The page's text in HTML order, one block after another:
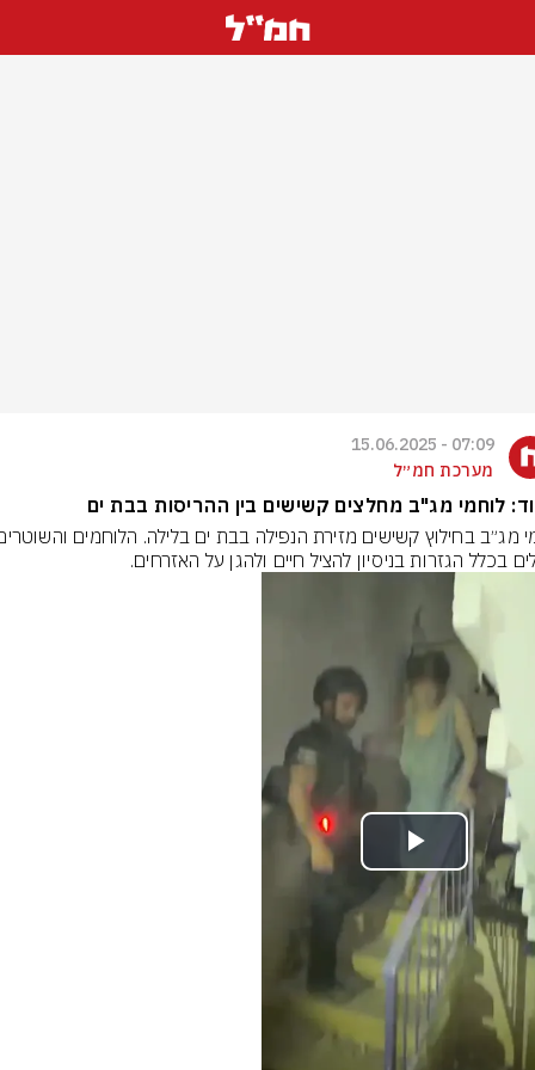
07:09 - 15.06.2025
מערכת חמ״ל
לוחמי מג"ב מחלצים קשישים בין ההריסות בבת ים
בכלל הגזרות בניסיון להציל חיים ולהגן על האזרחים.
Play
Video